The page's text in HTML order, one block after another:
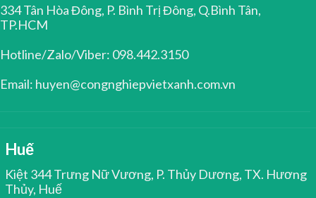
334 Tân Hòa Đông, P. Bình Trị Đông, Q.Bình Tân,
TP.HCM
Hotline/Zalo/Viber: 098.442.3150
Email: huyen@congnghiepvietxanh.com.vn
Huế
Kiệt 344 Trưng Nữ Vương, P. Thủy Dương, TX. Hương
Thủy, Huế